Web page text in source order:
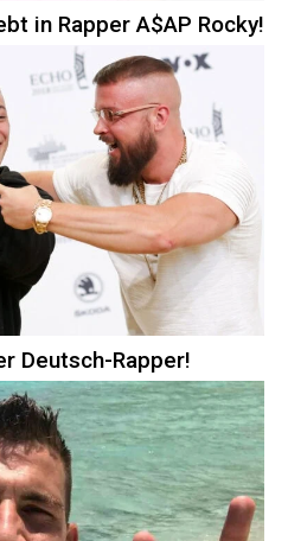
in Rapper A$AP Rocky!
Deutsch-Rapper!